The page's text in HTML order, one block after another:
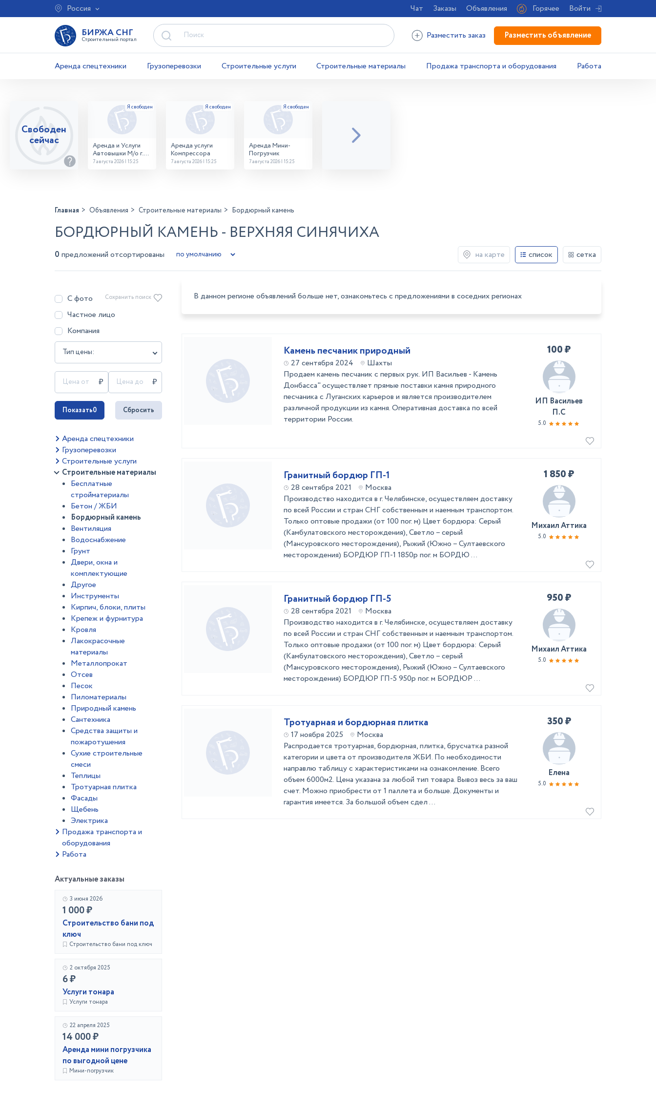
Россия Чат Заказы Объявления Горячее Войти
БИРЖА СНГ
Строительный портал Разместить заказ Разместить объявление
Аренда спецтехники Грузоперевозки Строительные услуги Строительные материалы Продажа транспорта и оборудования Работа
Свободен
сейчас
Аренда и Услуги
Автовышки М/о г.
Домодедово
7 августа 2026 | 15:25
Аренда услуги
Компрессора
7 августа 2026 | 15:25
Аренда Мини-
Погрузчик
7 августа 2026 | 15:25
Главная Объявления Строительные материалы Бордюрный камень
БОРДЮРНЫЙ КАМЕНЬ - ВЕРХНЯЯ СИНЯЧИХА
0 предложений отсортированы на карте список сетка
С фото
Частное лицо
Компания
Тип цены:
Сохранить поиск
Показать0 Сбросить
Аренда спецтехники
Грузоперевозки
Строительные услуги
Строительные материалы
Бесплатные
стройматериалы
Бетон / ЖБИ
Бордюрный камень
Вентиляция
Водоснабжение
Грунт
Двери, окна и
комплектующие
Другое
Инструменты
Кирпич, блоки, плиты
Крепеж и фурнитура
Кровля
Лакокрасочные
материалы
Металлопрокат
Отсев
Песок
Пиломатериалы
Природный камень
Сантехника
Средства защиты и
пожаротушения
Сухие строительные
смеси
Теплицы
Тротуарная плитка
Фасады
Щебень
Электрика
Продажа транспорта и
оборудования
Работа
Актуальные заказы
3 июня 2026
1 000 ₽
Строительство бани под
ключ
Строительство бани под ключ
2 октября 2025
6 ₽
Услуги тонара
Услуги тонара
22 апреля 2025
14 000 ₽
Аренда мини погрузчика
по выгодной цене
Мини-погрузчик
В данном регионе объявлений больше нет, ознакомьтесь с предложениями в соседних регионах
Камень песчаник природный
27 сентября 2024
Шахты
Продаем камень песчаник с первых рук. ИП Васильев - Камень
Донбасса" осуществляет прямые поставки камня природного
песчаника с Луганских карьеров и является производителем
различной продукции из камня. Оперативная доставка по всей
территории России.
100 ₽
ИП Васильев
П.С
5.0
Гранитный бордюр ГП-1
28 сентября 2021
Москва
Производство находится в г. Челябинске, осуществляем доставку
по всей России и стран СНГ собственным и наемным транспортом.
Только оптовые продажи (от 100 пог. м) Цвет бордюра: Серый
(Камбулатовского месторождения), Светло – серый
(Мансуровского месторождения), Рыжий (Южно – Султаевского
месторождения) БОРДЮР ГП-1 1850р пог. м БОРДЮ ...
1 850 ₽
Михаил Аттика
5.0
Гранитный бордюр ГП-5
28 сентября 2021
Москва
Производство находится в г. Челябинске, осуществляем доставку
по всей России и стран СНГ собственным и наемным транспортом.
Только оптовые продажи (от 100 пог. м) Цвет бордюра: Серый
(Камбулатовского месторождения), Светло – серый
(Мансуровского месторождения), Рыжий (Южно – Султаевского
месторождения) БОРДЮР ГП-5 950р пог. м БОРДЮР ...
950 ₽
Михаил Аттика
5.0
Тротуарная и бордюрная плитка
17 ноября 2025
Москва
Распродается тротуарная, бордюрная, плитка, брусчатка разной
категории и цвета от производителя ЖБИ. По необходимости
направлю таблицу с характеристиками на ознакомление. Всего
объем 6000м2. Цена указана за любой тип товара. Вывоз весь за ваш
счет. Можно приобрести от 1 паллета и больше. Документы и
гарантия имеется. За большой объем сдел ...
350 ₽
Елена
5.0